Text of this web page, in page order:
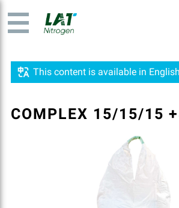
This content is available in English
COMPLEX 15/15/15